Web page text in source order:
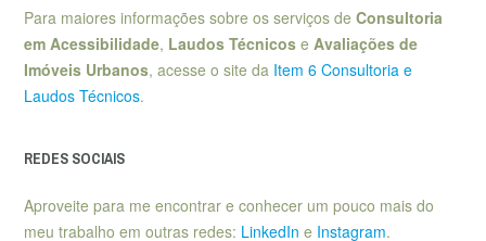
Para maiores informações sobre os serviços de Consultoria
em Acessibilidade, Laudos Técnicos e Avaliações de
Imóveis Urbanos, acesse o site da Item 6 Consultoria e
Laudos Técnicos.
REDES SOCIAIS
Aproveite para me encontrar e conhecer um pouco mais do
meu trabalho em outras redes: LinkedIn e Instagram.